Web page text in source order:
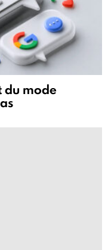
du mode